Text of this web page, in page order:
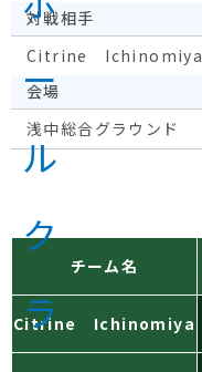
対戦相手
Citrine Ichinomiya
会場
浅中総合グラウンド
チーム名
Citrine Ichinomiya